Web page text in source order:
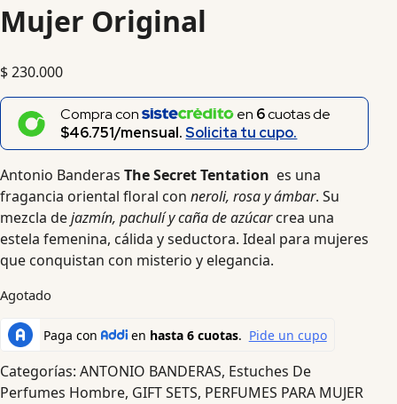
Mujer Original
$230.000
Compra con en 6cuotas de
$46.751/mensual.Solicita tu cupo.
Antonio Banderas The Secret Tentation es una
fragancia oriental floral con neroli, rosa y ámbar. Su
mezcla dejazmín, pachulí y caña de azúcarcrea una
estela femenina, cálida y seductora. Ideal para mujeres
que conquistan con misterio y elegancia.
Agotado
Categorías: ANTONIO BANDERAS, Estuches De
Perfumes Hombre, GIFT SETS, PERFUMES PARA MUJER